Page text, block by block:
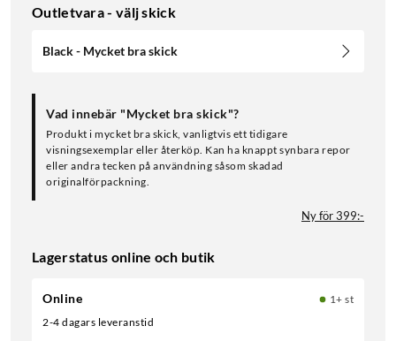
Outletvara - välj skick
Black - Mycket bra skick
Vad innebär "Mycket bra skick"?
Produkt i mycket bra skick, vanligtvis ett tidigare
visningsexemplar eller återköp. Kan ha knappt synbara repor
eller andra tecken på användning såsom skadad
originalförpackning.
Ny för 399:-
Lagerstatus online och butik
Online
1+ st
2-4 dagars leveranstid